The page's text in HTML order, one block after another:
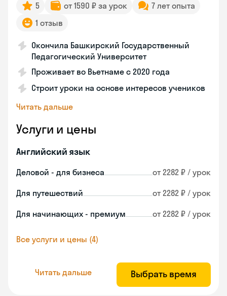
5 от 1590 ₽ за урок
7 лет опыта
1 отзыв
Окончила Башкирский Государственный
Педагогический Университет
Проживает во Вьетнаме с 2020 года
Строит уроки на основе интересов учеников
Читать дальше
Услуги и цены
Английский язык
Деловой - для бизнеса от 2282 ₽ / урок
Для путешествий от 2282 ₽ / урок
Для начинающих - премиум от 2282 ₽ / урок
Все услуги и цены (4)
Читать дальше Выбрать время